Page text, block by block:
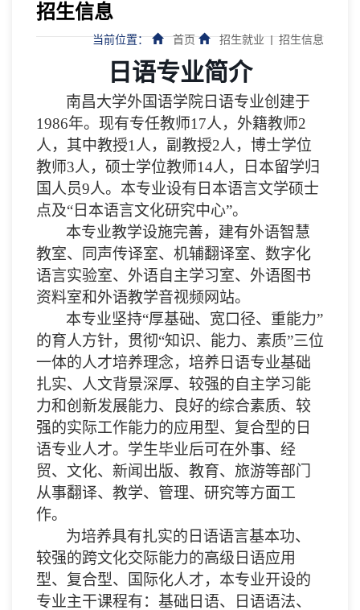
招生信息
当前位置： 首页 招生就业 招生信息
日语专业简介
南昌大学外国语学院日语专业创建于
1986年。现有专任教师17人，外籍教师2
人，其中教授1 人，副教授2人，博士学位
教师3人，硕士学位教师14人，日本留学归
国人员9人。本专业设有日本语言文学硕士
点及“日本语言文化研究中心”。
本专业教学设施完善，建有外语智慧
教室、同声传译室、机辅翻译室、 数字化
语言实验室、外语自主学习室、外语图书
资料室和外语教学音视频网站。
本专业坚持“厚基础、宽口径、重能力”
的育人方针，贯彻“知识、能力、素质”三位
一体的人才培养理念，培养日语专业基础
扎实、人文背景深厚、较强的自主学习能
力和创新发展能力、良好的综合素质、较
强的实际工作能力的应用型、复合型的日
语专业人才。学生毕业后可在外事、经
贸、文化、新闻出版、教育、旅游等部门
从事翻译、教学、管理、研究等方面工
作。
为培养具有扎实的日语语言基本功、
较强的跨文化交际能力的高级日语应用
型、复合型、国际化人才，本专业开设的
专业主干课程有：基础日语、日语语法、